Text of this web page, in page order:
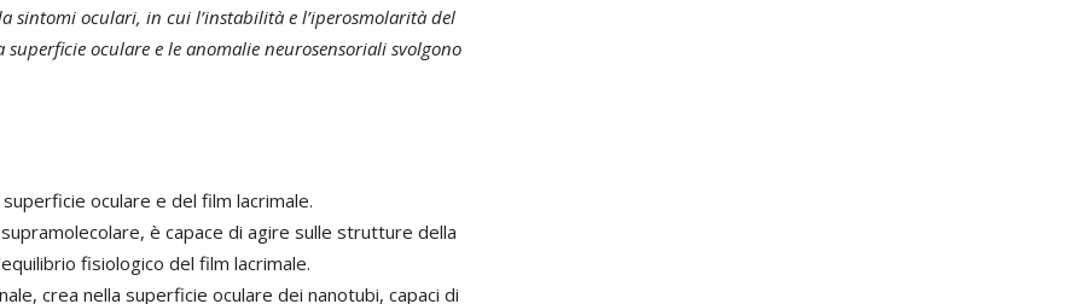
sintomi oculari, in cui l’instabilità e l’iperosmolarità del
oculare e le anomalie neurosensoriali svolgono
oculare e del film lacrimale.
è capace di agire sulle strutture della
fisiologico del film lacrimale.
crea nella superficie oculare dei nanotubi, capaci di